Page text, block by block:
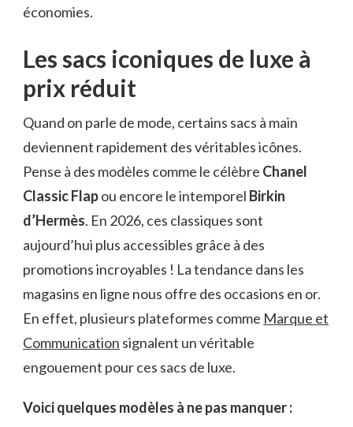
économies.
Les sacs iconiques de luxe à
prix réduit
Quand on parle de mode, certains sacs à main
deviennent rapidement des véritables icônes.
Pense à des modèles comme le célèbre Chanel
Classic Flapou encore le intemporel Birkin
d’Hermès. En 2026, ces classiques sont
aujourd’hui plus accessibles grâce à des
promotions incroyables ! La tendance dans les
magasins en ligne nous offre des occasions en or.
En effet, plusieurs plateformes comme Marque et
Communication signalent un véritable
engouement pour ces sacs de luxe.
Voici quelques modèles à ne pas manquer :